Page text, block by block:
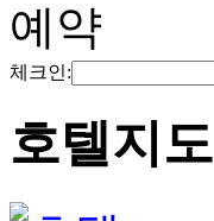
예약
체크인:
호텔지도